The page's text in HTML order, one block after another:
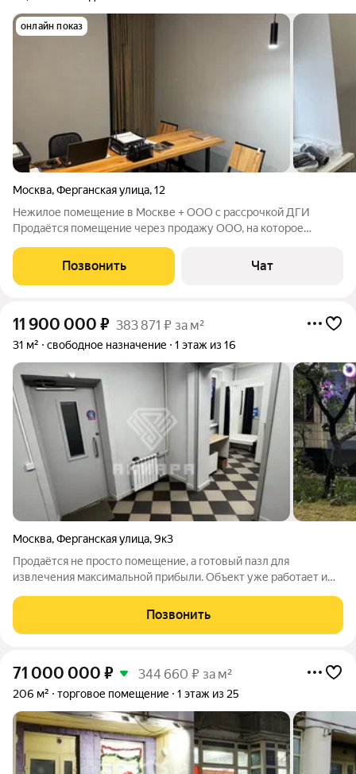
онлайн показ
Москва,Ферганская улица,12
Нежилое помещение в Москве + ООО с рассрочкой ДГИ
Продаётся помещение через продажу ООО, на которое
Площадь: 50,5 кв.м Формат: нежилое помещение Объект
ранее арендовался у города,
Позвонить Чат
11 900 000 ₽ 383 871 ₽ за м²
31 м² свободное назначение 1 этаж из 16
Москва,Ферганская улица,9к3
Продаётся не просто помещение, а готовый пазл для
извлечения максимальной прибыли. Объект уже работает и
инвестиционная «фишка» Гибкость: Помещение грамотно
разделено на несколько комнат. Пока
Позвонить
71 000 000 ₽ 344 660 ₽ за м²
206 м² торговое помещение 1 этаж из 25